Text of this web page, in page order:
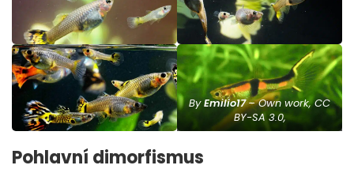
ByEmilio17– Own work, CC
BY-SA 3.0,
Pohlavní dimorfismus